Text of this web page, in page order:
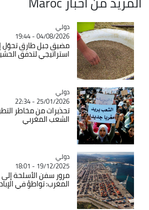
Catégorie
دولي
04/08/2026 - 19:44
مضيق جبل طارق تحوّل
استراتيجي لتدفق
Catégorie
دولي
25/01/2026 - 22:34
تحذيرات من مخاطر
الشعب المغربي
Catégorie
دولي
19/12/2025 - 18:01
مرور سفن الأسلحة إلى
المغرب: تواطؤ في الإبادة